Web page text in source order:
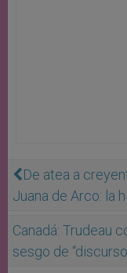
De atea a
Juana de Arco: la
Canadá: Trudeau
sesgo de